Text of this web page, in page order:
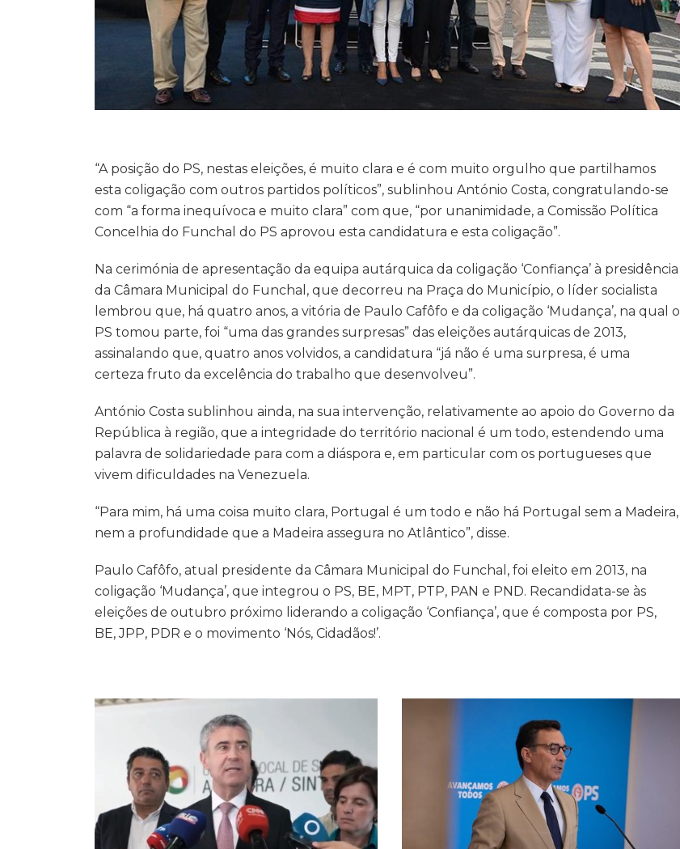
“A posição do PS, nestas eleições, é muito clara e é com muito orgulho que partilhamos
esta coligação com outros partidos políticos”, sublinhou António Costa, congratulando-se
com “a forma inequívoca e muito clara” com que, “por unanimidade, a Comissão Política
Concelhia do Funchal do PS aprovou esta candidatura e esta coligação”.
Na cerimónia de apresentação da equipa autárquica da coligação ‘Confiança’ à presidência
da Câmara Municipal do Funchal, que decorreu na Praça do Município, o líder socialista
lembrou que, há quatro anos, a vitória de Paulo Cafôfo e da coligação ‘Mudança’, na qual o
PS tomou parte, foi “uma das grandes surpresas” das eleições autárquicas de 2013,
assinalando que, quatro anos volvidos, a candidatura “já não é uma surpresa, é uma
certeza fruto da excelência do trabalho que desenvolveu”.
António Costa sublinhou ainda, na sua intervenção, relativamente ao apoio do Governo da
República à região, que a integridade do território nacional é um todo, estendendo uma
palavra de solidariedade para com a diáspora e, em particular com os portugueses que
vivem dificuldades na Venezuela.
“Para mim, há uma coisa muito clara, Portugal é um todo e não há Portugal sem a Madeira,
nem a profundidade que a Madeira assegura no Atlântico”, disse.
Paulo Cafôfo, atual presidente da Câmara Municipal do Funchal, foi eleito em 2013, na
coligação ‘Mudança’, que integrou o PS, BE, MPT, PTP, PAN e PND. Recandidata-se às
eleições de outubro próximo liderando a coligação ‘Confiança’, que é composta por PS,
BE, JPP, PDR e o movimento ‘Nós, Cidadãos!’.